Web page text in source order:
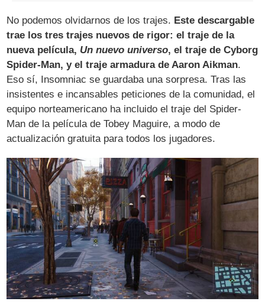
No podemos olvidarnos de los trajes. Este descargable
trae los tres trajes nuevos de rigor: el traje de la
nueva película, Un nuevo universo, el traje de Cyborg
Spider-Man, y el traje armadura de Aaron Aikman.
Eso sí, Insomniac se guardaba una sorpresa. Tras las
insistentes e incansables peticiones de la comunidad, el
equipo norteamericano ha incluido el traje del Spider-
Man de la película de Tobey Maguire, a modo de
actualización gratuita para todos los jugadores.